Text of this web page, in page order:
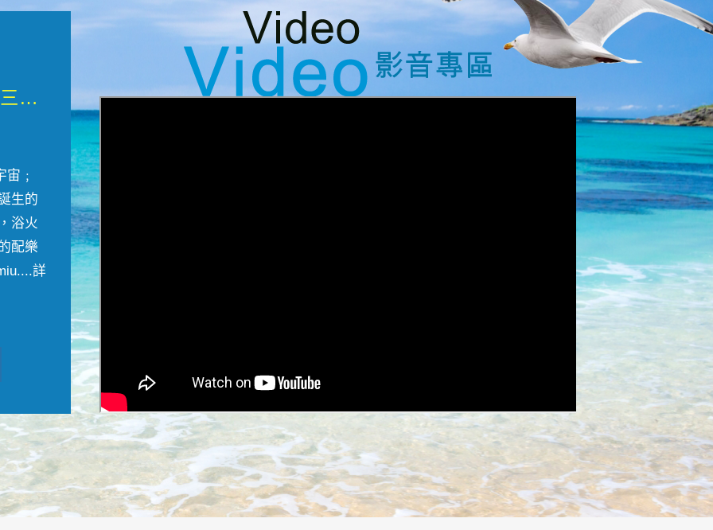
微觀墾丁三部曲 重生....
﹔
生的
浴火
配樂
詳